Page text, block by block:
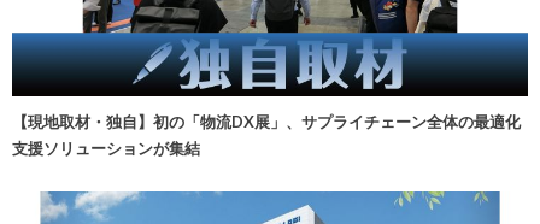
【現地取材・独自】初の「物流DX展」、サプライチェーン全体の最適化
支援ソリューションが集結